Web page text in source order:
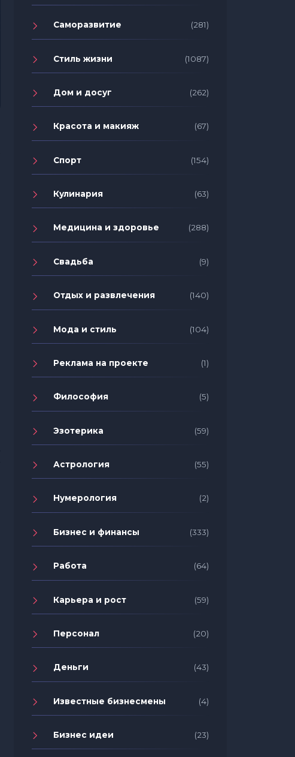
Саморазвитие (281)
Стиль жизни (1087)
Дом и досуг (262)
Красота и макияж (67)
Спорт (154)
Кулинария (63)
Медицина и здоровье (288)
Свадьба (9)
Отдых и развлечения (140)
Мода и стиль (104)
Реклама на проекте (1)
Философия (5)
Эзотерика (59)
Астрология (55)
Нумерология (2)
Бизнес и финансы (333)
Работа (64)
Карьера и рост (59)
Персонал (20)
Деньги (43)
Известные бизнесмены (4)
Бизнес идеи (23)